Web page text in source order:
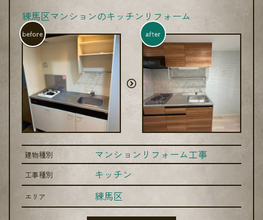
練馬区マンションのキッチンリフォーム
before after
建物種別 マンションリフォーム工事
工事種別 キッチン
エリア 練馬区